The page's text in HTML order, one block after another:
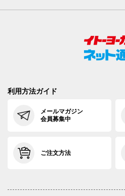
利用方法ガイド
メールマガジン
会員募集中
ご注文方法